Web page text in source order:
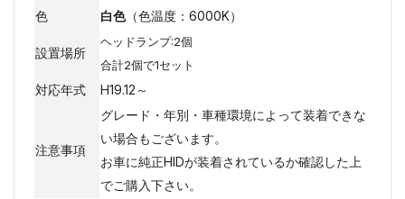
色 白色（色温度：6000K）
設置場所
ヘッドランプ:2個
合計2個で1セット
対応年式 H19.12～
注意事項
グレード・年別・車種環境によって装着できな
い場合もございます。
お車に純正HIDが装着されているか確認した上
でご購入下さい。